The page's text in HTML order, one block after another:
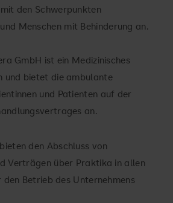
den Schwerpunkten
Menschen mit Behinderung an.
GmbH ist ein Medizinisches
und bietet die ambulante
und Patienten auf der
an.
den Abschluss von
Verträgen über Praktika in allen
Betrieb des Unternehmens